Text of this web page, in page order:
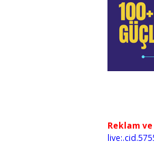
Reklam